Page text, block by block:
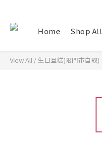
Home Shop All
View All / 生日旦糕(限門市自取)